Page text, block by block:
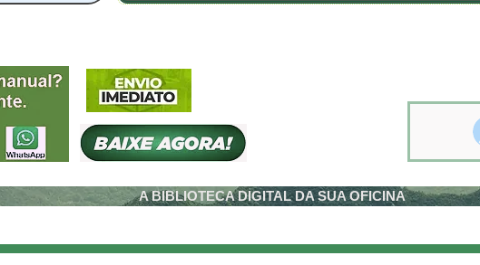
A BIBLIOTECA DIGITAL DA SUA OFICINA